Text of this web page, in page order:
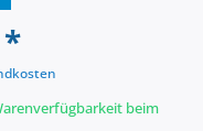
*
beim